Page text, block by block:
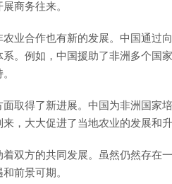
商务往来。
业合作也有新的发展。中国通过
。例如，中国援助了非洲多个国
取得了新进展。中国为非洲国家
，大大促进了当地农业的发展和升
双方的共同发展。虽然仍然存在
前景可期。